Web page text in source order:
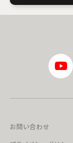
お問い合わせ